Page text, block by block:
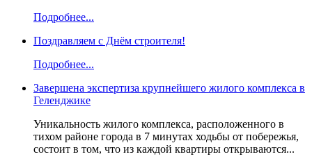
Подробнее...
Поздравляем с Днём строителя!
Подробнее...
Завершена экспертиза крупнейшего жилого комплекса в
Геленджике
Уникальность жилого комплекса, расположенного в
тихом районе города в 7 минутах ходьбы от побережья,
состоит в том, что из каждой квартиры открываются...